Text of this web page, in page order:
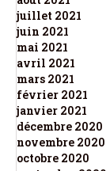
juillet 2021
juin 2021
mai 2021
avril 2021
mars 2021
février 2021
janvier 2021
décembre 2020
novembre 2020
octobre 2020